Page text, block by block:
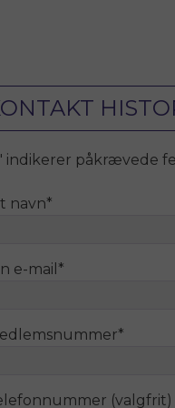
indikerer påkrævede
navn*
e-mail *
*
(valgfrit)